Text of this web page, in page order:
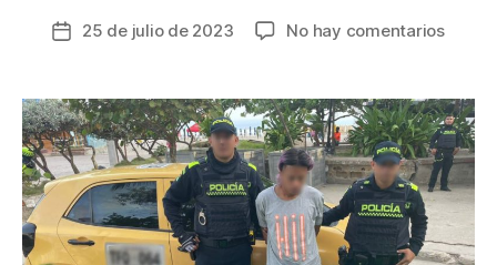
Fecha
entrada
25 de julio de 2023 No hay comentariosen
que
atracó
a
un
en